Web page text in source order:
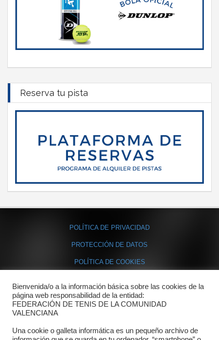
Reserva tu pista
POLÍTICA DE PRIVACIDAD
PROTECCIÓN DE DATOS
POLÍTICA DE COOKIES
Contacto
Dónde estamos
Directorio departamentos
Bienvenida/o a la información básica sobre las cookies de la
página web responsabilidad de la entidad:
FEDERACIÓN DE TENIS DE LA COMUNIDAD
VALENCIANA
Una cookie o galleta informática es un pequeño archivo de